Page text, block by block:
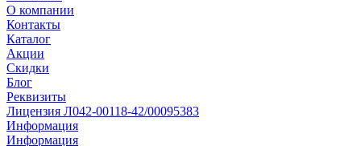
О компании
Контакты
Каталог
Акции
Скидки
Блог
Реквизиты
Лицензия Л042-00118-42/00095383
Информация
Информация